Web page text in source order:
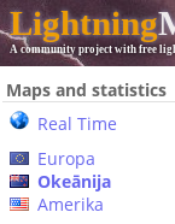
Lightning
A community project with free
Maps and statistics
Real Time
Europa
Okeānija
Amerika